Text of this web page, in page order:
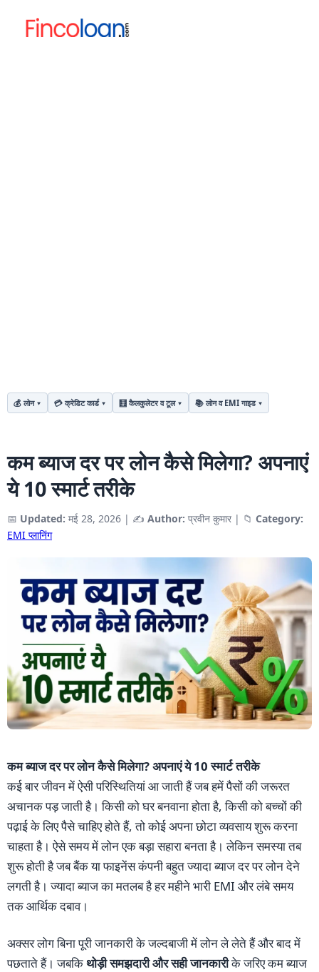
💰 लोन 💳 क्रेडिट कार्ड 🧮 कैलकुलेटर व टूल 📚 लोन व EMI गाइड
कम ब्याज दर पर लोन कैसे मिलेगा? अपनाएं
ये 10 स्मार्ट तरीके
📅 Updated: मई 28, 2026 | ✍️ Author: प्रवीन कुमार | 📁 Category:
EMI प्लानिंग
कम ब्याज दर पर लोन कैसे मिलेगा? अपनाएं ये 10 स्मार्ट तरीके
कई बार जीवन में ऐसी परिस्थितियां आ जाती हैं जब हमें पैसों की जरूरत
अचानक पड़ जाती है। किसी को घर बनवाना होता है, किसी को बच्चों की
पढ़ाई के लिए पैसे चाहिए होते हैं, तो कोई अपना छोटा व्यवसाय शुरू करना
चाहता है। ऐसे समय में लोन एक बड़ा सहारा बनता है। लेकिन समस्या तब
शुरू होती है जब बैंक या फाइनेंस कंपनी बहुत ज्यादा ब्याज दर पर लोन देने
लगती है। ज्यादा ब्याज का मतलब है हर महीने भारी EMI और लंबे समय
तक आर्थिक दबाव।
अक्सर लोग बिना पूरी जानकारी के जल्दबाजी में लोन ले लेते हैं और बाद में
पछताते हैं। जबकिथोड़ी समझदारी और सही जानकारीके जरिए कम ब्याज